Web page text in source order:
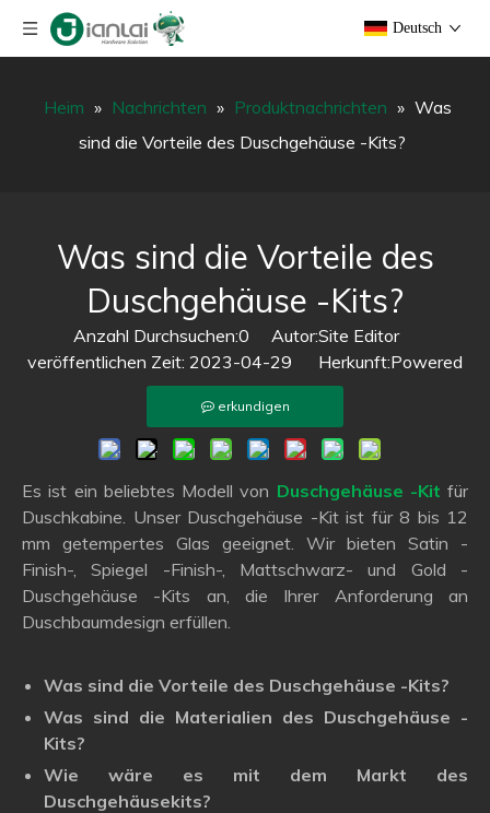
Deutsch
Heim » Nachrichten » Produktnachrichten » Was
sind die Vorteile des Duschgehäuse -Kits?
Was sind die Vorteile des
Duschgehäuse -Kits?
Anzahl Durchsuchen:0 Autor:Site Editor
veröffentlichen Zeit: 2023-04-29 Herkunft:Powered
erkundigen
Es ist ein beliebtes Modell von Duschgehäuse -Kit für
Duschkabine. Unser Duschgehäuse -Kit ist für 8 bis 12
mm getempertes Glas geeignet. Wir bieten Satin -
Finish-, Spiegel -Finish-, Mattschwarz- und Gold -
Duschgehäuse -Kits an, die Ihrer Anforderung an
Duschbaumdesign erfüllen.
Was sind die Vorteile des Duschgehäuse -Kits?
Was sind die Materialien des Duschgehäuse -
Kits?
Wie wäre es mit dem Markt des
Duschgehäusekits?